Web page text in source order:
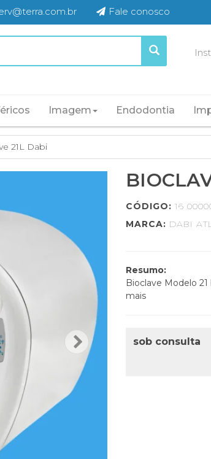
Fale conosco
Imagem Endodontia
21L Dabi
CÓDIGO: 16
MARCA: DABI
Resumo:
Bioclave Modelo
mais
sob consulta